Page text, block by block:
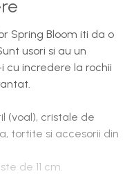
Spring Bloom iti da o
usori si au un
cu incredere la rochii
(voal), cristale de
tortite si accesorii din
de 11 cm.